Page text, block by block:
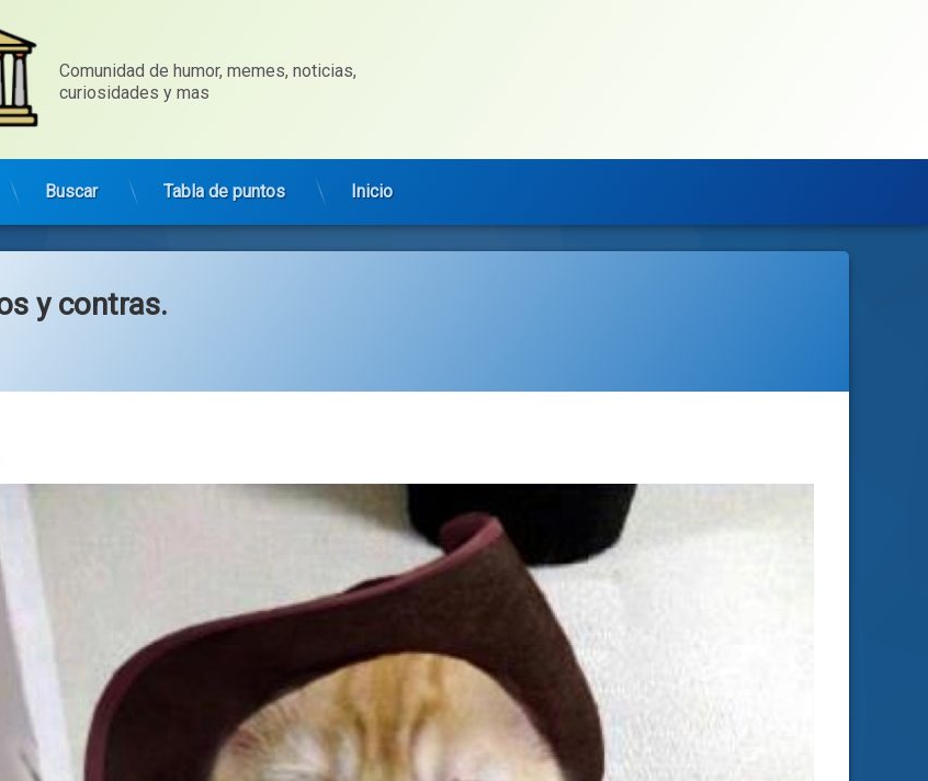
Comunidad de humor, memes, noticias,
curiosidades y mas
Buscar Tabla de puntos Inicio
y contras.